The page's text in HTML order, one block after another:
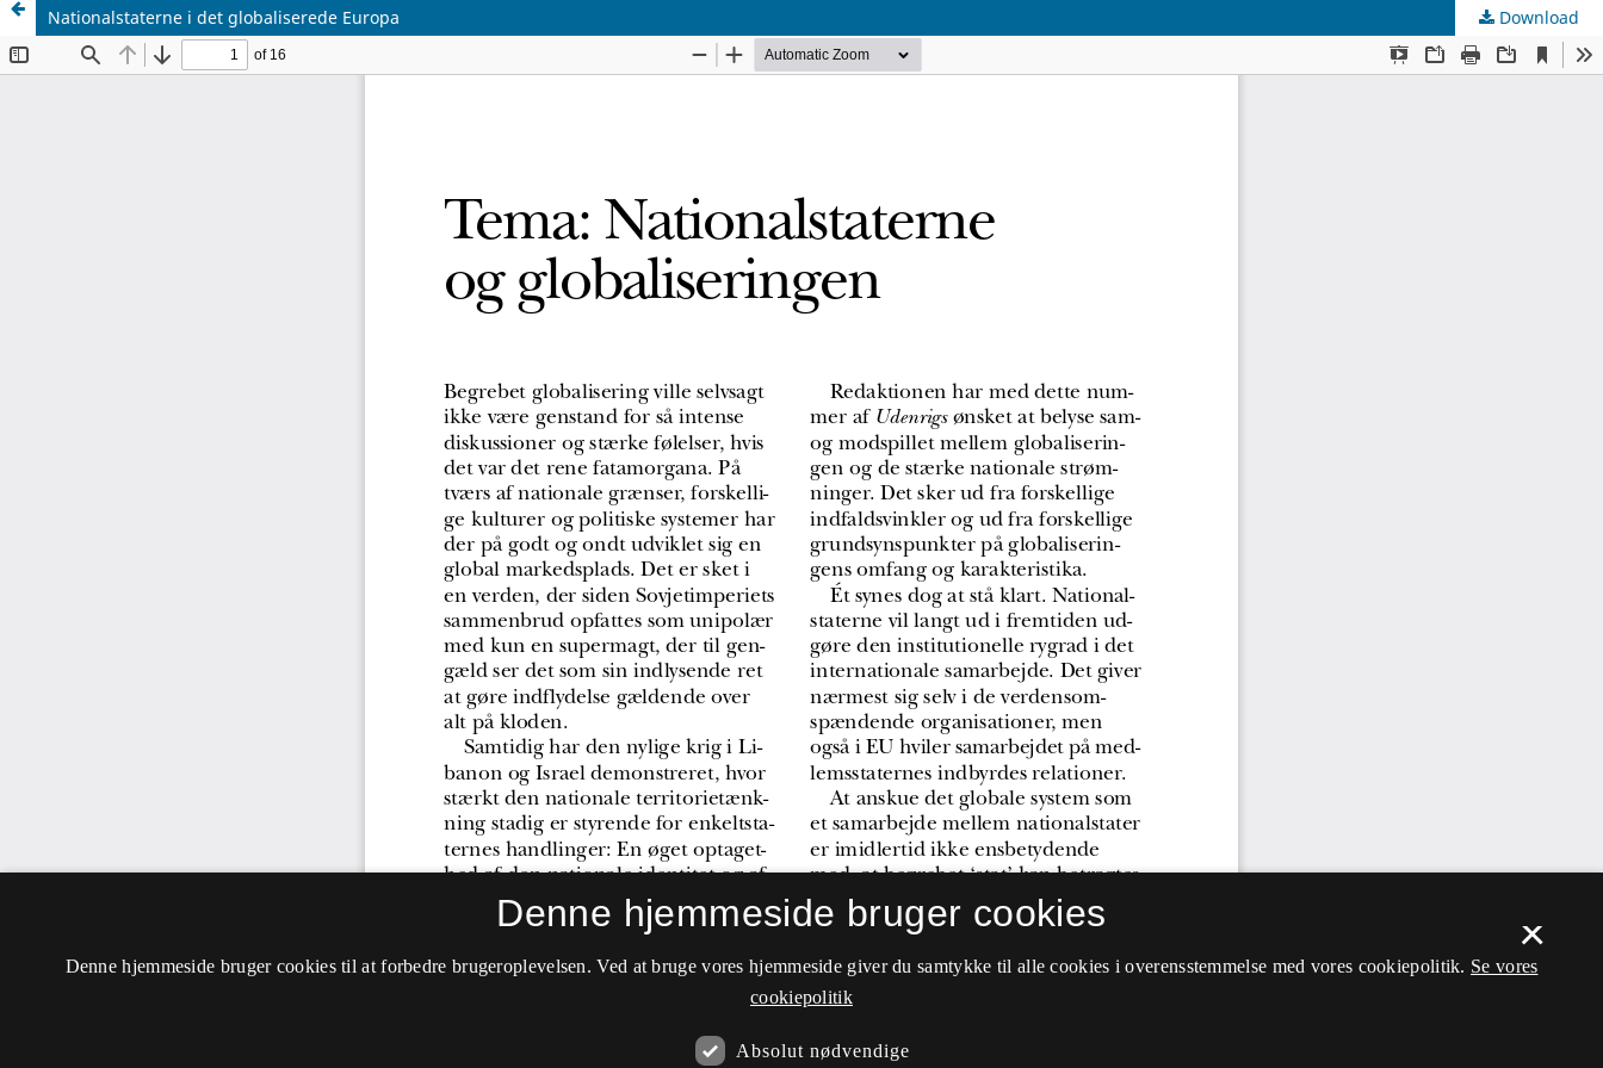
Nationalstaterne i det globaliserede Europa Download
×
Denne hjemmeside bruger cookies
Denne hjemmeside bruger cookies til at forbedre brugeroplevelsen. Ved at bruge vores hjemmeside giver du samtykke til alle cookies i overensstemmelse med vores cookiepolitik. Se vores
cookiepolitik
Absolut nødvendige